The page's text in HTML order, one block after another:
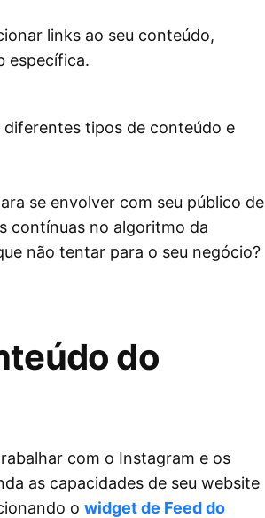
links ao seu conteúdo,
específica.
tipos de conteúdo e
se envolver com seu público de
contínuas no algoritmo da
não tentar para o seu negócio?
do
com o Instagram e os
as capacidades de seu website
o widget de Feed do